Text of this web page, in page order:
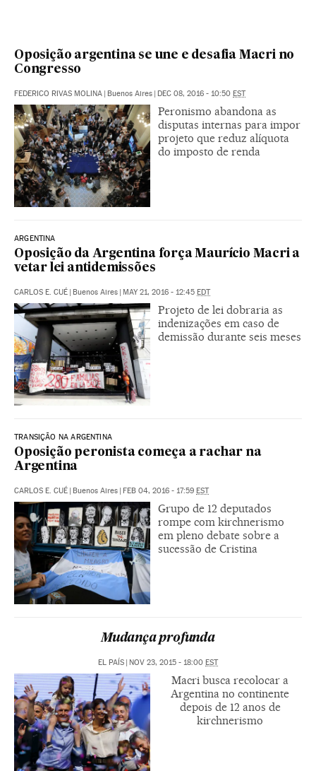
Oposição argentina se une e desafia Macri no
Congresso
FEDERICO RIVAS MOLINA Buenos Aires DEC 08, 2016 - 10:50 EST
Peronismo abandona as
disputas internas para impor
projeto que reduz alíquota
do imposto de renda
ARGENTINA
Oposição da Argentina força Maurício Macri a
vetar lei antidemissões
CARLOS E. CUÉ Buenos Aires MAY 21, 2016 - 12:45 EDT
Projeto de lei dobraria as
indenizações em caso de
demissão durante seis meses
TRANSIÇÃO NA ARGENTINA
Oposição peronista começa a rachar na
Argentina
CARLOS E. CUÉ | Buenos Aires | FEB 04, 2016 - 17:59 EST
Grupo de 12 deputados
rompe com kirchnerismo
em pleno debate sobre a
sucessão de Cristina
Mudança profunda
EL PAÍS | NOV 23, 2015 - 18:00 EST
Macri busca recolocar a
Argentina no continente
depois de 12 anos de
kirchnerismo